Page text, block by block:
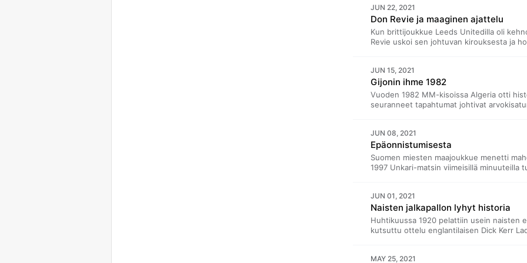
teatterintekijä Johanna Jernberg, jonka
teatterin dramaturgiaa. Lisäksi
vinkit vastustajan solvaamiseen
pelin käsitettä Suomi-Tanska-pelin kautta.
JUN 22, 2021
Don Revie ja maaginen ajattelu
Kun brittijoukkue Leeds Unitedilla oli
Revie uskoi sen johtuvan kirouksesta ja
sivujen välistä löytyy kuivuneita
onnensa autojen rekisterikilpien varaan.
tietokirjailija Aiju Salminen puolestaan
symbolia hän on tatuoinut ihoonsa.
JUN 15, 2021
Gijonin ihme 1982
Vuoden 1982 MM-kisoissa Algeria otti
seuranneet tapahtumat johtivat
Tervosen rakkautta Saksan
maantieteellistä osaamista. Milla Palkoaho
sisäpiirivinkit EM-kisoihin
paitsiosilmän treenaamisesta - ja
JUN 08, 2021
Epäonnistumisesta
Suomen miesten maajoukkue menetti
1997 Unkari-matsin viimeisillä minuuteilla
tarinaamme?Miesten maajoukkue aloittaa
kisaurakkansa. Lehti on kääntynyt. Ehkä
osaksi menestystarinaa?Suomi–Unkari-
mediataideammattilainen,
JUN 01, 2021
Naisten jalkapallon lyhyt historia
Huhtikuussa 1920 pelattiin usein naisten
kutsuttu ottelu englantilaisen Dick Kerr
millainen oli suffragettien suhde
MAY 25, 2021